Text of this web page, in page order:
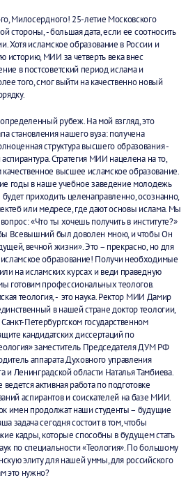
Милосердного! 25-летие Московского
стороны, - большая дата, если ее соотносить
Хотя исламское образование в России и
историю, МИИ за четверть века внес
в постсоветский период ислама и
того, смог выйти на качественно новый
рубеж. На мой взгляд, это
становления нашего вуза: получена
структура высшего образования -
аспирантура. Стратегия МИИ нацелена на то,
высшее исламское образование.
годы в наше учебное заведение молодежь
приходить целенаправленно, осознанно,
или медресе, где дают основы ислама. Мы
«Что ты хочешь получить в институте?»
Всевышний был доволен мною, и чтобы Он
вечной жизни». Это – прекрасно, но для
образование! Получи необходимые
на исламских курсах и веди праведную
готовим профессиональных теологов.
теология, - это наука. Ректор МИИ Дамир
в нашей стране доктор теологии,
Петербургском государственном
кандидатских диссертаций по
заместитель Председателя ДУМ РФ
аппарата Духовного управления
и Ленинградской области Наталья Тамбиева.
активная работа по подготовке
аспирантов и соискателей на базе МИИ.
имен продолжат наши студенты – будущие
задача сегодня состоит в том, чтобы
кадры, которые способны в будущем стать
по специальности «Теология». По большому
элиту для нашей уммы, для российского
это нужно?